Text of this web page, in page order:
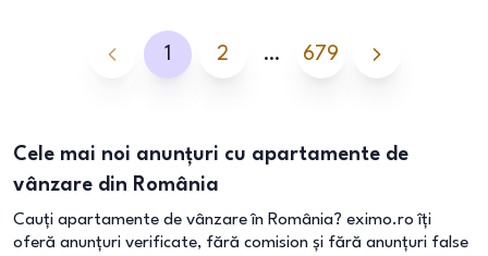
1 2 … 679
Cele mai noi anunțuri cu apartamente de
vânzare din România
Cauți apartamente de vânzare în România? eximo.ro îți
oferă anunțuri verificate, fără comision și fără anunțuri false